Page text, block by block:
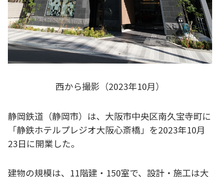
西から撮影（2023年10月）
静岡鉄道（静岡市）は、大阪市中央区南久宝寺町に
「静鉄ホテルプレジオ大阪心斎橋」を2023年10月
23日に開業した。
建物の規模は、11階建・150室で、設計・施工は大